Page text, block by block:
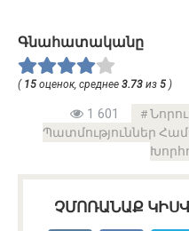
Գնահատականը
( 15 оценок, среднее 3.73 из 5 )
1 601
Պատմություններ
ՉՄՈՌԱՆԱՔ